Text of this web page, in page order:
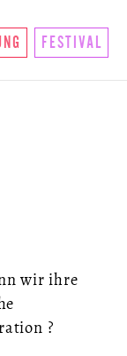
FESTIVAL
wir ihre
?